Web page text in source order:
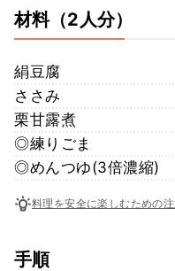
材料（2人分）
絹豆腐
ささみ
栗甘露煮
◎練りごま
◎めんつゆ(3倍濃縮)
料理を安全に楽しむための
手順